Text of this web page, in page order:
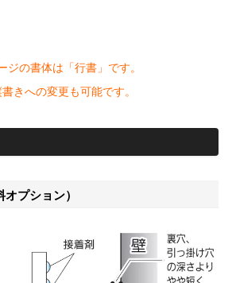
ジの書体は「行書」です。
きへの変更も可能です。
プション）